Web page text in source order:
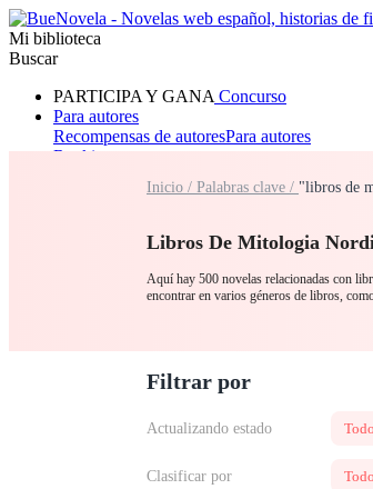
Mi biblioteca
Buscar
PARTICIPA Y GANA Concurso
Para autores
Recompensas de autoresPara autores
Ranking
RomanceHombre loboMafiaSistema
Inicio / Palabras clave / "libros de
Libros De Mitologia
Aquí hay 500 novelas relacionadas con
encontrar en varios géneros de libros,
Filtrar por
Actualizando estado
Clasificar por